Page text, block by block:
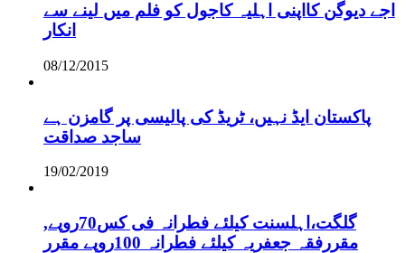
اجے دیوگن کااپنی اہلیہ کاجول کو فلم میں لینے سے
انکار
08/12/2015
پاکستان ایڈ نہیں، ٹریڈ کی پالیسی پر گامزن ہے
ساجد صداقت
19/02/2019
,گلگت،اہلسنت کیلئے فطرانہ فی کس70روپے
مقررفقہ جعفریہ کیلئے فطرانہ 100روپے مقرر